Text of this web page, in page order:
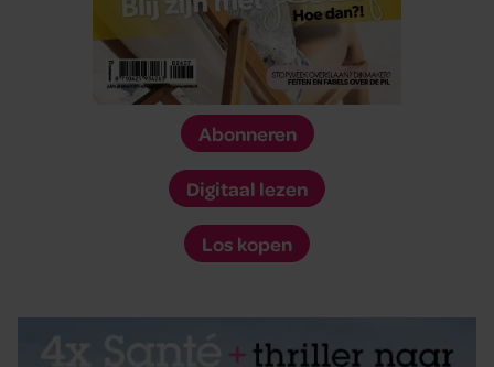
Abonneren
Digitaal lezen
Los kopen